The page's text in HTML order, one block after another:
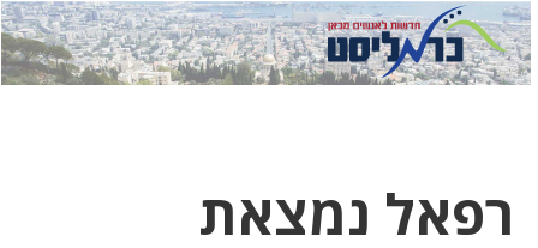
לחץ
כאן
לחץ
כדי
רפאל נמצאת